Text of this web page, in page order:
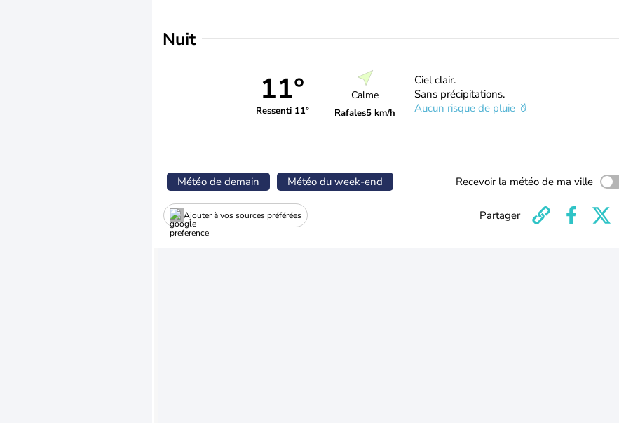
Nuit
11°
Ressenti 11°
Calme
Rafales5 km/h
Ciel clair.
Sans précipitations.
Aucun risque de pluie
Météo de demain Météo du week-end Recevoir la météo de ma ville
Ajouter à vos sources préférées Partager